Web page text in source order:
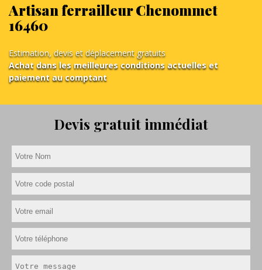
Artisan ferrailleur Chenommet
16460
Estimation, devis et déplacement gratuits
Achat dans les meilleures conditions actuelles et
paiement au comptant
Devis gratuit immédiat